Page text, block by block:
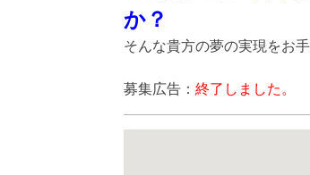
か？
そんな貴方の夢の実現をお
募集広告： 終了しました。